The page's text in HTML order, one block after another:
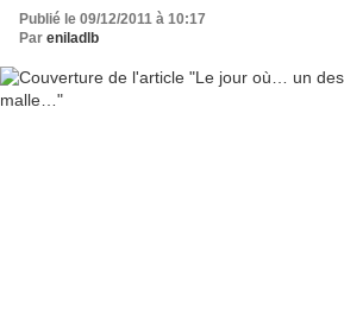
Publié le 09/12/2011 à 10:17
Par eniladlb